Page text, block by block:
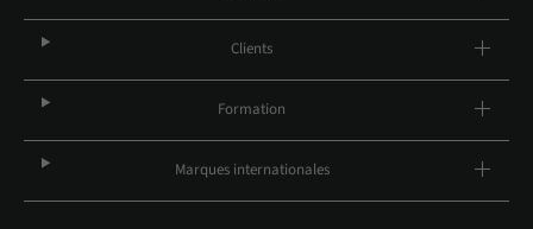
Clients
Formation
Marques internationales